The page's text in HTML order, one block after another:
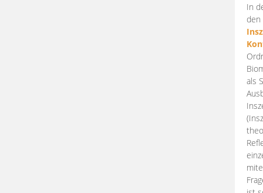
In
den
als